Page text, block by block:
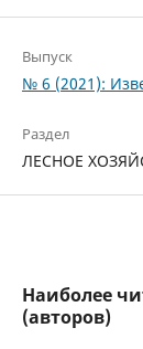
Выпуск
№ 6 (2021):
Раздел
ЛЕСНОЕ
Наиболее
(авторов)